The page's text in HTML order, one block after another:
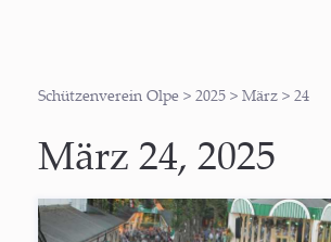
Schützenverein Olpe > 2025 > März > 24
März 24, 2025